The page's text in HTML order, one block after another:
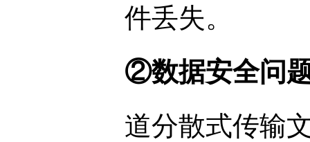
件丢失。
②数据安全问
道分散式传输